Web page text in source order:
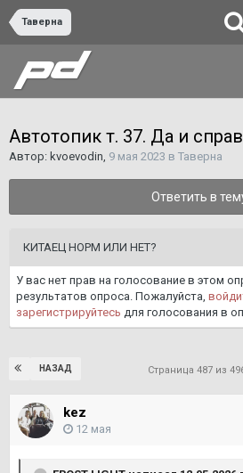
Таверна
Автотопик т. 37. Да и
Автор: kvoevodin, 9 мая 2023 в Таверна
Ответить в
КИТАЕЦ НОРМ ИЛИ НЕТ?
У вас нет прав на голосование в этом
результатов опроса. Пожалуйста,
зарегистрируйтесь для голосования в
НАЗАД Страница 487 из
kez
12 мая